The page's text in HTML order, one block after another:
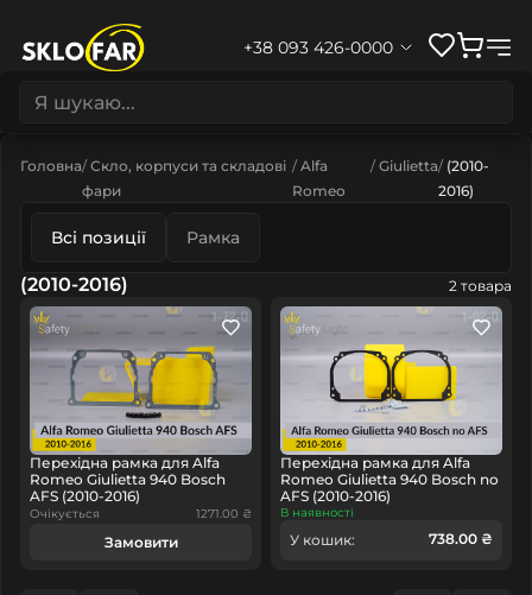
+38 093 426-0000
Головна Скло, корпуси та складові
фари
Alfa
Romeo
Giulietta (2010-
2016)
Всі позиції Рамка
(2010-2016) 2 товара
Перехідна рамка для Alfa
Romeo Giulietta 940 Bosch
AFS (2010-2016)
Очікується 1271.00 ₴
Замовити
Перехідна рамка для Alfa
Romeo Giulietta 940 Bosch no
AFS (2010-2016)
В наявності
У кошик: 738.00 ₴